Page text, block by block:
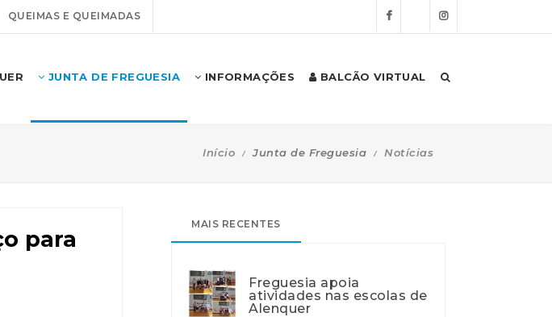
QUEIMAS E QUEIMADAS
JUNTA DE FREGUESIA INFORMAÇÕES BALCÃO VIRTUAL
Início Junta de Freguesia Notícias
para
MAIS RECENTES
Freguesia apoia
atividades nas escolas de
Alenquer